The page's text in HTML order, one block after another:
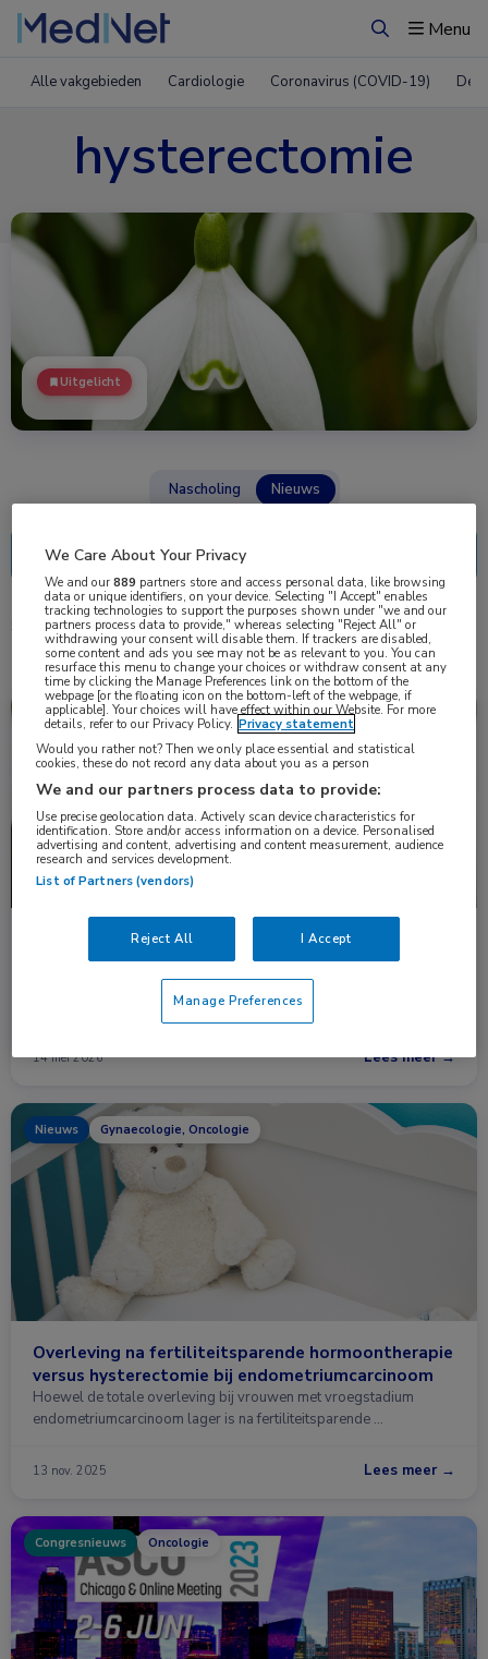
ZoekenMenu
Alle vakgebieden Cardiologie Coronavirus (COVID-19)
hysterectomie
Uitgelicht
Nascholing Nieuws
5 resultaten hysterectomie✕
Nieuws Huisartsgeneeskunde, Oncologie
Toevoegen GLP-1RA aan progestageen verlaagt
risico op endometriumcarcinoom
De combinatie van een GLP-1-receptoragonist (GLP-1RA) en een
progestageen is geassocieerd …
14 mei 2026 Lees meer →
Nieuws Gynaecologie, Oncologie
Overleving na fertiliteitsparende hormoontherapie
versus hysterectomie bij endometriumcarcinoom
Hoewel de totale overleving bij vrouwen met vroegstadium
endometriumcarcinoom lager is na fertiliteitsparende …
13 nov. 2025 Lees meer →
Congresnieuws Oncologie
We Care About Your Privacy
We and our889 partners store and access personal data, like browsing
data or unique identifiers, on your device. Selecting "I Accept" enables
tracking technologies to support the purposes shown under "we and our
partners process data to provide," whereas selecting "Reject All" or
withdrawing your consent will disable them. If trackers are disabled,
some content and ads you see may not be as relevant to you. You can
resurface this menu to change your choices or withdraw consent at any
time by clicking the Manage Preferences link on the bottom of the
webpage [or the floating icon on the bottom-left of the webpage, if
applicable]. Your choices will have effect within our Website. For more
details, refer to our Privacy Policy. Privacy statement
Would you rather not? Then we only place essential and statistical
cookies, these do not record any data about you as a person
We and our partners process data to provide:
Use precise geolocation data. Actively scan device characteristics for
identification. Store and/or access information on a device. Personalised
advertising and content, advertising and content measurement, audience
research and services development.
List of Partners (vendors)
Reject All I Accept
Manage Preferences